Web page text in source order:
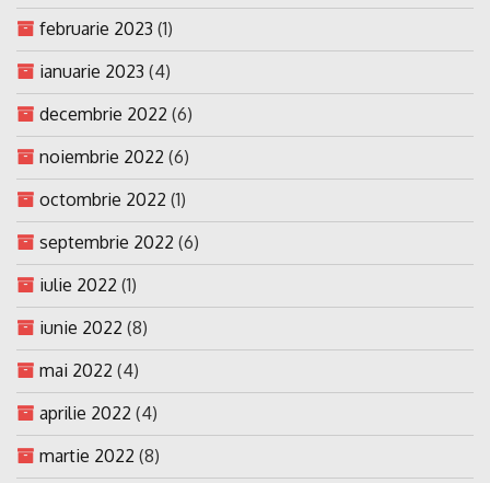
februarie 2023 (1)
ianuarie 2023 (4)
decembrie 2022 (6)
noiembrie 2022 (6)
octombrie 2022 (1)
septembrie 2022 (6)
iulie 2022 (1)
iunie 2022 (8)
mai 2022 (4)
aprilie 2022 (4)
martie 2022 (8)